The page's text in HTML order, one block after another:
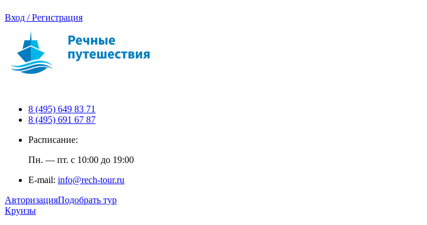
Вход / Регистрация
8 (495) 649 83 71
8 (495) 691 67 87
Расписание:
Пн. — пт. с 10:00 до 19:00
E-mail: info@rech-tour.ru
АвторизацияПодобрать тур
Круизы